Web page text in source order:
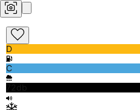
D
C
72db